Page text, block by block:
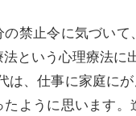
の禁止令に気づい
という心理療法に
は、仕事に家庭に
たように思います。